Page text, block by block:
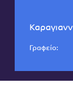
Γραφείο: